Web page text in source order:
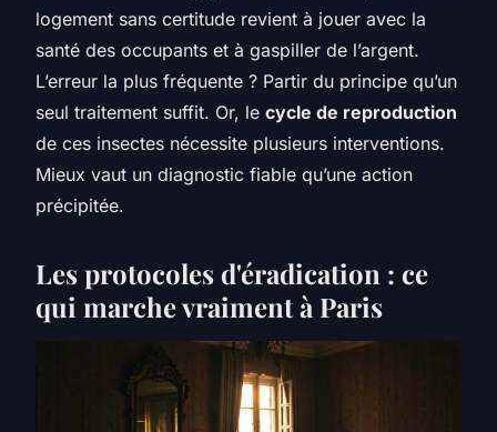
logement sans certitude revient à jouer avec la
santé des occupants et à gaspiller de l’argent.
L’erreur la plus fréquente ? Partir du principe qu’un
seul traitement suffit. Or, le cycle de reproduction
de ces insectes nécessite plusieurs interventions.
Mieux vaut un diagnostic fiable qu’une action
précipitée.
Les protocoles d'éradication : ce
qui marche vraiment à Paris